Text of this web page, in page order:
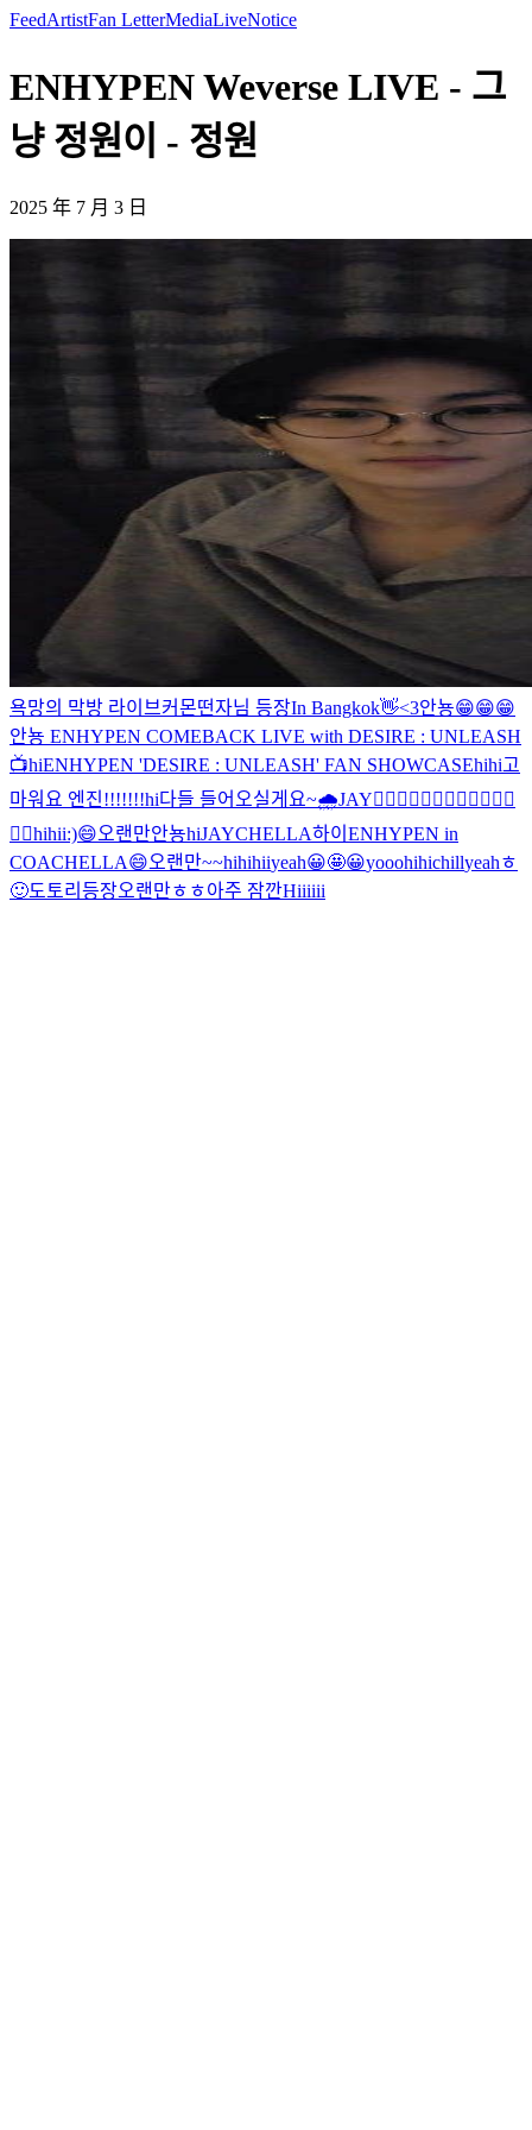
FeedArtistFan LetterMediaLiveNotice
ENHYPEN Weverse LIVE - 그
냥 정원이 - 정원
2025 年 7 月 3 日
욕망의 막방 라이브커몬떤자님 등장In Bangkok👋<3안뇽😁😁😁
안뇽 ENHYPEN COMEBACK LIVE with DESIRE : UNLEASH
📺hiENHYPEN 'DESIRE : UNLEASH' FAN SHOWCASEhihi고
마워요 엔진!!!!!!!hi다들 들어오실게요~🌧JAY🧛‍♂️🧛‍♂️🧛‍♂️🧛‍♂️🧛‍♂️🧛‍♂️
🧛‍♂️hihii:)😄오랜만안뇽hiJAYCHELLA하이 ENHYPEN in
COACHELLA😄오랜만~~hihihiiyeah😀🤩😀yooohihichillyeahㅎ
🙂도토리등장오랜만ㅎㅎ아주 잠깐Hiiiiii